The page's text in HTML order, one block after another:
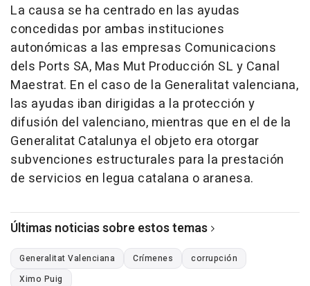
La causa se ha centrado en las ayudas
concedidas por ambas instituciones
autonómicas a las empresas Comunicacions
dels Ports SA, Mas Mut Producción SL y Canal
Maestrat. En el caso de la Generalitat valenciana,
las ayudas iban dirigidas a la protección y
difusión del valenciano, mientras que en el de la
Generalitat Catalunya el objeto era otorgar
subvenciones estructurales para la prestación
de servicios en legua catalana o aranesa.
Últimas noticias sobre estos temas
Generalitat Valenciana Crímenes
corrupción
Ximo Puig